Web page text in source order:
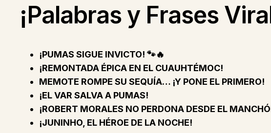
¡Palabras y Frases
¡PUMAS SIGUE INVICTO! 🐾🔥
¡REMONTADA ÉPICA EN EL CUAUHTÉMOC!
MEMOTE ROMPE SU SEQUÍA… ¡Y PONE EL PRIMERO!
¡EL VAR SALVA A PUMAS!
¡ROBERT MORALES NO PERDONA DESDE EL
¡JUNINHO, EL HÉROE DE LA NOCHE!